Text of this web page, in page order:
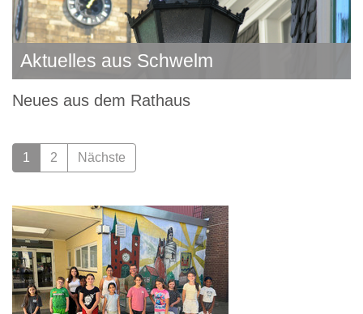
Aktuelles aus Schwelm
Neues aus dem Rathaus
1 2 Nächste